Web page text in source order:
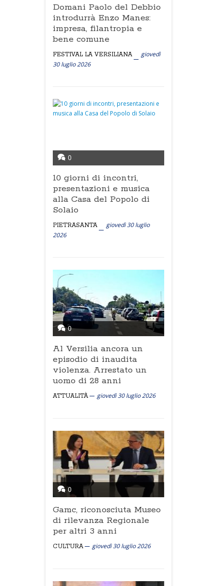
Domani Paolo del Debbio
introdurrà Enzo Manes:
impresa, filantropia e
bene comune
FESTIVAL LA VERSILIANA
giovedì
30 luglio 2026
0
10 giorni di incontri,
presentazioni e musica
alla Casa del Popolo di
Solaio
PIETRASANTA
giovedì 30 luglio
2026
0
Al Versilia ancora un
episodio di inaudita
violenza. Arrestato un
uomo di 28 anni
ATTUALITÀ giovedì 30 luglio 2026
0
Gamc, riconosciuta Museo
di rilevanza Regionale
per altri 3 anni
CULTURA giovedì 30 luglio 2026